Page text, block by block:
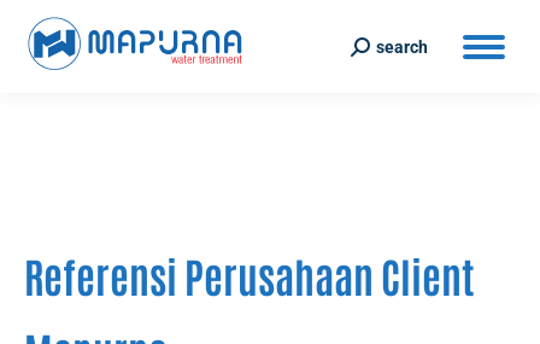
Search:
search
Referensi Perusahaan Client